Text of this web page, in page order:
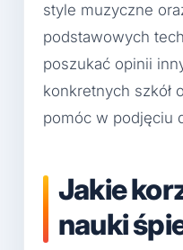
style muzyczne
podstawowych
poszukać opinii
konkretnych szkół
pomóc w podjęciu
Jakie
nauki